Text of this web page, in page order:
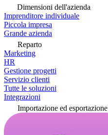
Dimensioni dell'azienda
Imprenditore individuale
Piccola impresa
Grande azienda
Reparto
Marketing
HR
Gestione progetti
Servizio clienti
Tutte le soluzioni
Integrazioni
Importazione ed esportazione